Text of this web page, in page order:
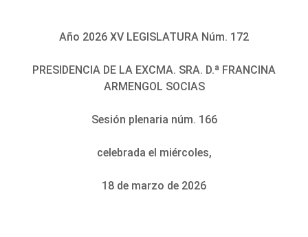
Año 2026 XV LEGISLATURA Núm. 172
PRESIDENCIA DE LA EXCMA. SRA. D.ª FRANCINA
ARMENGOL SOCIAS
Sesión plenaria núm. 166
celebrada el miércoles,
18 de marzo de 2026